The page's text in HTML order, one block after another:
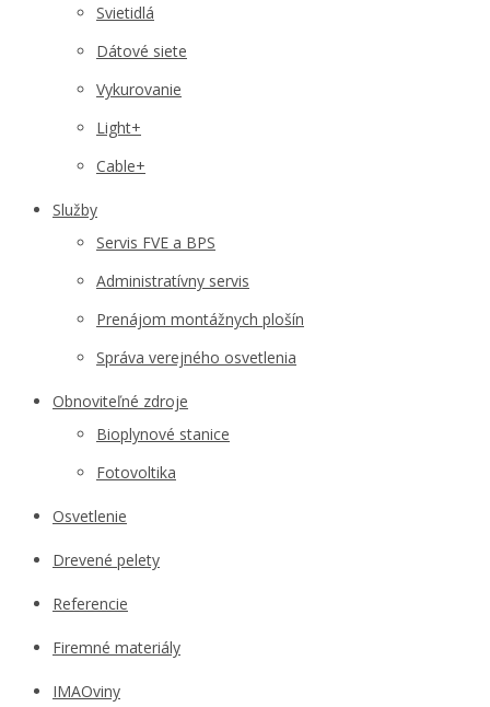
Svietidlá
Dátové siete
Vykurovanie
Light+
Cable+
Služby
Servis FVE a BPS
Administratívny servis
Prenájom montážnych plošín
Správa verejného osvetlenia
Obnoviteľné zdroje
Bioplynové stanice
Fotovoltika
Osvetlenie
Drevené pelety
Referencie
Firemné materiály
IMAOviny